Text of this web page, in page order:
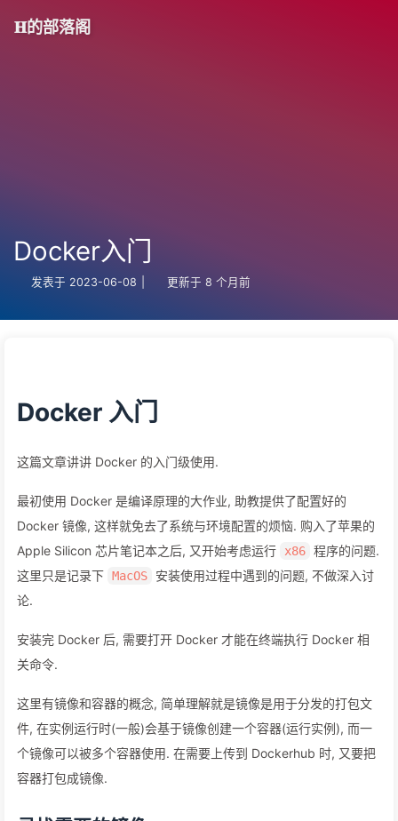
𝐇的部落阁
Docker入门
发表于 2023-06-08 更新于 8 个月前
Docker 入门
这篇文章讲讲 Docker 的入门级使用.
最初使用 Docker 是编译原理的大作业, 助教提供了配置好的
Docker 镜像, 这样就免去了系统与环境配置的烦恼. 购入了苹果的
Apple Silicon 芯片笔记本之后, 又开始考虑运行
x86 程序的问题.
这里只是记录下 MacOS
安装使用过程中遇到的问题, 不做深入讨
论.
安装完 Docker 后, 需要打开 Docker 才能在终端执行 Docker 相
关命令.
这里有镜像和容器的概念, 简单理解就是镜像是用于分发的打包文
件, 在实例运行时(一般)会基于镜像创建一个容器(运行实例), 而一
个镜像可以被多个容器使用. 在需要上传到 Dockerhub 时, 又要把
容器打包成镜像.